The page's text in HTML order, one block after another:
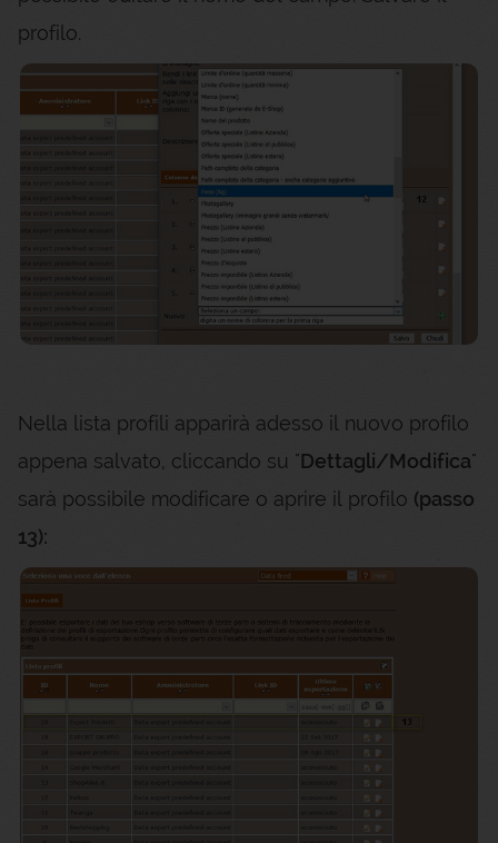
profilo.
Nella lista profili apparirà adesso il nuovo profilo
appena salvato, cliccando su "Dettagli/Modifica"
sarà possibile modificare o aprire il profilo (passo
13):